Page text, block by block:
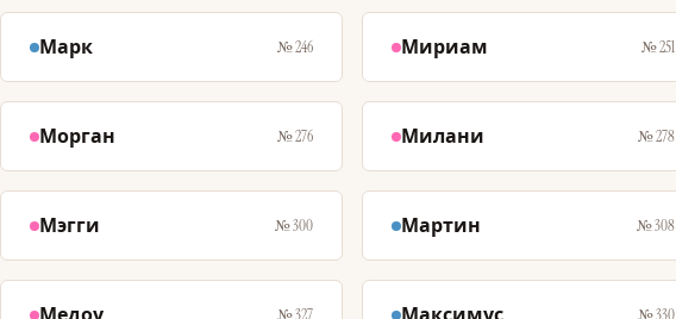
Марк № 246 Мириам № 251
Морган № 276 Милани № 278
Мэгги № 300 Мартин № 308
№ 327 № 330